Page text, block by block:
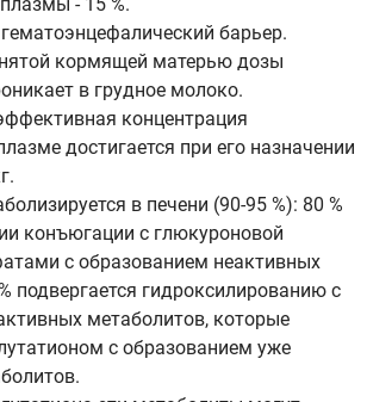
барьер.
кормящей матерью дозы
в грудное молоко.
концентрация
достигается при его назначении
в печени (90-95 %): 80 %
конъюгации с глюкуроновой
с образованием неактивных
подвергается гидроксилированию с
метаболитов, которые
с образованием уже